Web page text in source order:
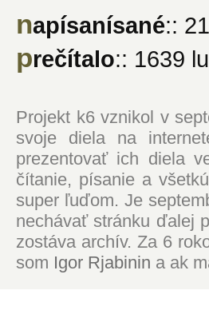
napísanísané::
prečítalo:: 1639
Projekt k6 vznikol v
svoje diela na
prezentovať ich diela
čítanie, písanie a
super ľuďom. Je
nechávať stránku ďalej
zostáva archív. Za 6
som Igor Rjabinin a ak